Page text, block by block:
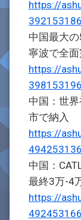
https://
中国最大
寧波で全
https://
中国：世
市で納入
https://
中国：
最終3万-4
https://